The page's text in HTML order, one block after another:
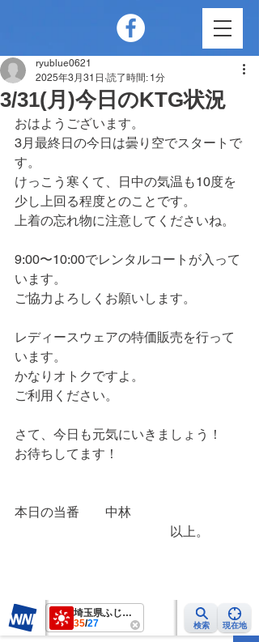
3/31(月)今日のKTG状況
ryublue0621
2025年3月31日 読了時間: 1分
おはようございます。
3月最終日の今日は曇り空でスタートで
す。
けっこう寒くて、日中の気温も10度を
少し上回る程度とのことです。
上着の忘れ物に注意してくださいね。
9:00〜10:00でレンタルコートが入って
います。
ご協力よろしくお願いします。
レディースウェアの特価販売を行って
います。
かなりオトクですよ。
ご利用ください。
さて、今日も元気にいきましょう！
お待ちしてます！
本日の当番　　中林
以上。